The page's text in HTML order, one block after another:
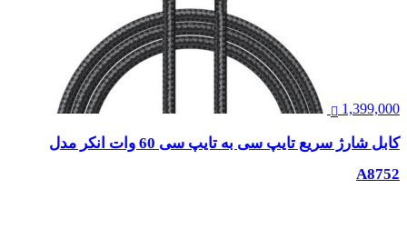
1,399,000
کابل شارژ سریع تایپ سی به تایپ سی 60 وات انکر مدل
A8752